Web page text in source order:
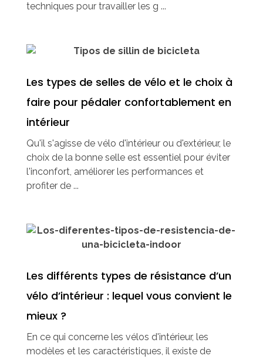
techniques pour travailler les g ...
Les types de selles de vélo et le choix à
faire pour pédaler confortablement en
intérieur
Qu'il s'agisse de vélo d'intérieur ou d'extérieur, le
choix de la bonne selle est essentiel pour éviter
l'inconfort, améliorer les performances et
profiter de ...
Les différents types de résistance d’un
vélo d’intérieur : lequel vous convient le
mieux ?
En ce qui concerne les vélos d'intérieur, les
modèles et les caractéristiques, il existe de